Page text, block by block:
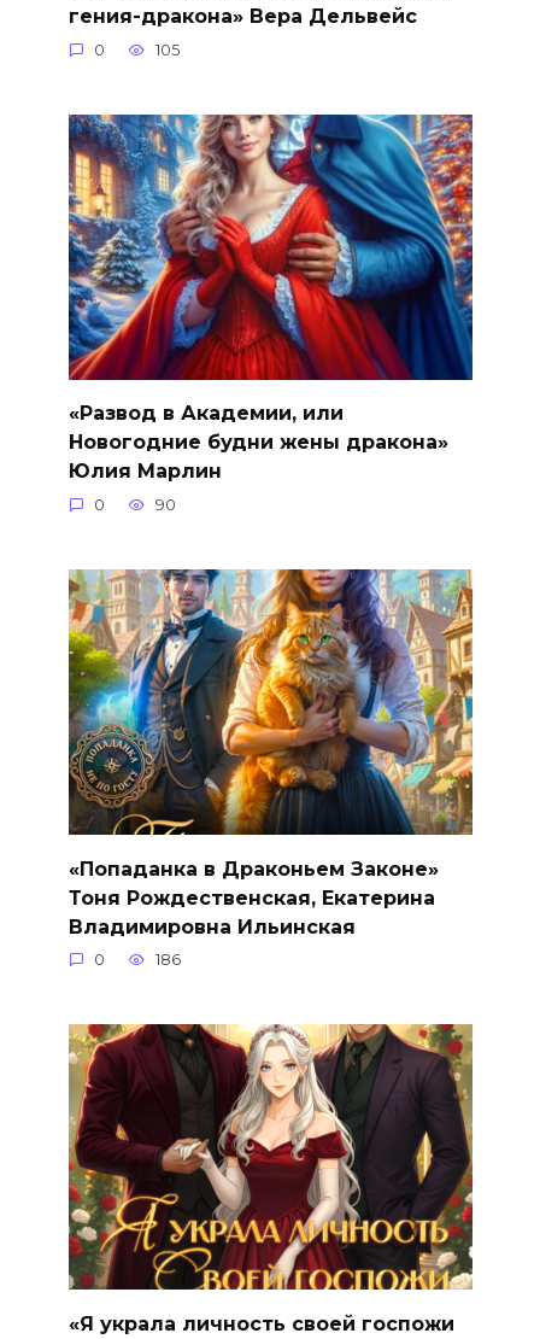
гения-дракона» Вера Дельвейс
0 105
«Развод в Академии, или
Новогодние будни жены дракона»
Юлия Марлин
0 90
«Попаданка в Драконьем Законе»
Тоня Рождественская, Екатерина
Владимировна Ильинская
0 186
«Я украла личность своей госпожи